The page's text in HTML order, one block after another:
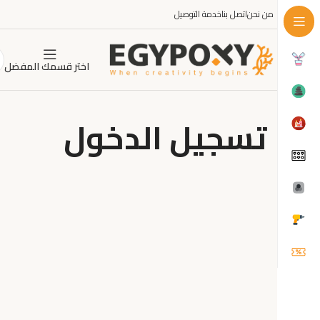
من نحناتصل بناخدمة التوصيل
اختر قسمك المفضل
تسجيل الدخول